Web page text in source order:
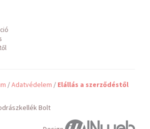
/Adatvédelem / Elállás a szerződéstől
Bolt